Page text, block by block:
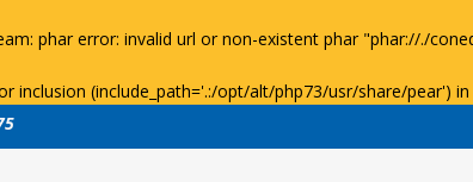
phar error: invalid url or non-existent phar "phar://./
inclusion (include_path='.:/opt/alt/php73/usr/share/pear') in